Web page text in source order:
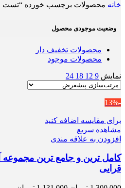
خانه محصولات برچسب خورده
وضعیت موجودی محصول
محصولات تخفیف دار
محصولات موجود
نمایش 9
12
18
24
-13%
برای مقایسه اضافه کنید
مشاهده سریع
افزودن به علاقه مندی
کامل ترین و جامع ترین
قرایی